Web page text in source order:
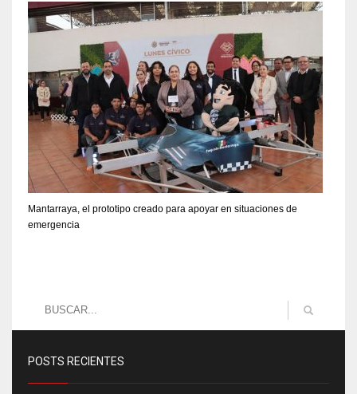
Mantarraya, el prototipo creado para apoyar en situaciones de
emergencia
POSTS RECIENTES